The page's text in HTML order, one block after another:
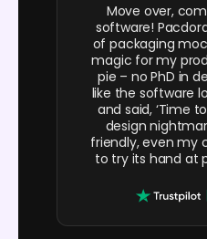
Move over,
software!
of packaging
magic for my
pie – no PhD in
like the software
and said, ‘Time
design
friendly, even my
to try its hand at